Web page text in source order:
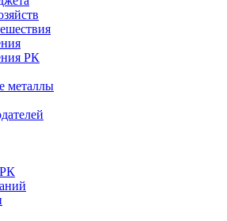
РК
металлы